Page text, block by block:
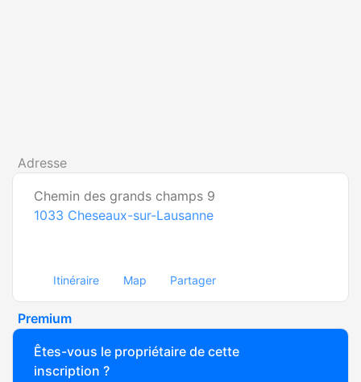
Adresse
Chemin des grands champs 9
1033 Cheseaux-sur-Lausanne
Itinéraire Map Partager
Premium
Êtes-vous le propriétaire de cette
inscription ?